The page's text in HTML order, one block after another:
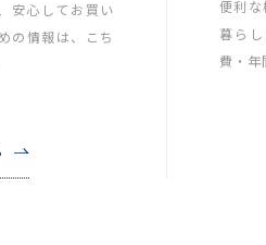
安心してお買い
の情報は、こち
便利
暮ら
費・年